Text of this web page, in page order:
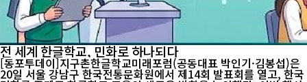
전 세계 한글학교, 민화로 하나되다
[동포투데이]지구촌한글학교미래포럼(공동대표 박인기·김봉섭)은
20일 서울 강남구 한국전통문화원에서 제14회 발표회를 열고, 한국